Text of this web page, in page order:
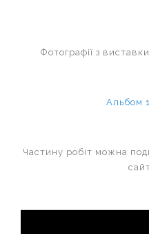
Фотографії з
Альбом 1
Частину робіт можна